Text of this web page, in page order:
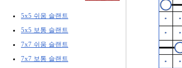
5x5 쉬움 슬랜트
5x5 보통 슬랜트
7x7 쉬움 슬랜트
7x7 보통 슬랜트